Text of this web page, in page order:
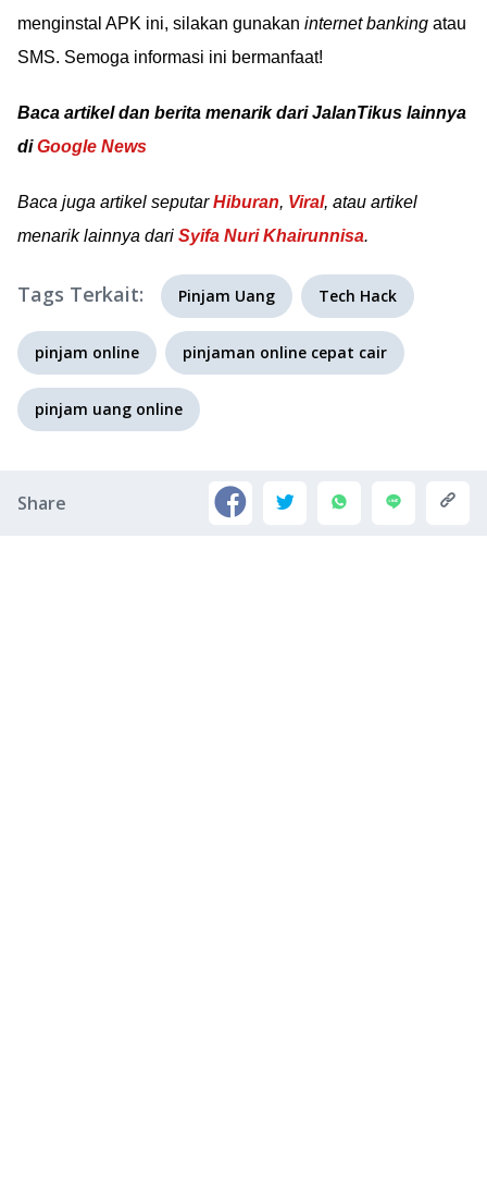
menginstal APK ini, silakan gunakan internet banking atau
SMS. Semoga informasi ini bermanfaat!
Baca artikel dan berita menarik dari JalanTikus lainnya
diGoogle News
Baca juga artikel seputarHiburan, Viral, atau artikel
menarik lainnya dari Syifa Nuri Khairunnisa.
Tags Terkait: Pinjam Uang Tech Hack
pinjam online pinjaman online cepat cair
pinjam uang online
Share